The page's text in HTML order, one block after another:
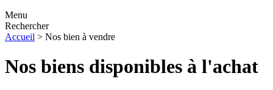
Menu
Rechercher
Accueil > Nos bien à vendre
Nos biens disponibles à l'achat